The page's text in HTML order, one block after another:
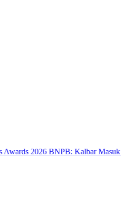
BNPB: Kalbar Masuk Prioritas